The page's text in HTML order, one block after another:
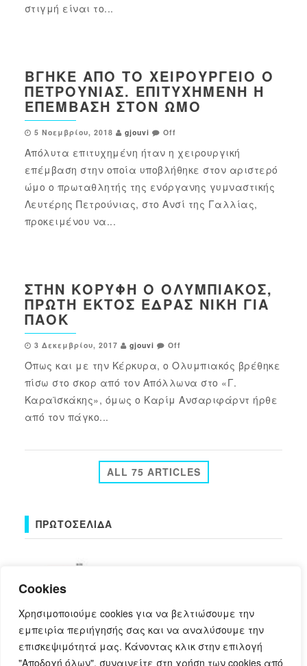
Cookies
Χρησιμοποιούμε cookies για να βελτιώσουμε την
εμπειρία περιήγησής σας και να αναλύσουμε την
επισκεψιμότητά μας. Κάνοντας κλικ στην επιλογή
"Αποδοχή όλων", συναινείτε στη χρήση των cookies από
στιγμή είναι το...
ΒΓΉΚΕ ΑΠΌ ΤΟ ΧΕΙΡΟΥΡΓΕΊΟ Ο
ΠΕΤΡΟΎΝΙΑΣ. ΕΠΙΤΥΧΗΜΈΝΗ Η
ΕΠΈΜΒΑΣΗ ΣΤΟΝ ΏΜΟ
5 Νοεμβρίου, 2018 gjouvi Off
Απόλυτα επιτυχημένη ήταν η χειρουργική
επέμβαση στην οποία υποβλήθηκε στον αριστερό
ώμο ο πρωταθλητής της ενόργανης γυμναστικής
Λευτέρης Πετρούνιας, στο Ανσί της Γαλλίας,
προκειμένου να...
ΣΤΗΝ ΚΟΡΥΦΉ Ο ΟΛΥΜΠΙΑΚΌΣ,
ΠΡΏΤΗ ΕΚΤΌΣ ΈΔΡΑΣ ΝΊΚΗ ΓΙΑ
ΠΑΟΚ
3 Δεκεμβρίου, 2017 gjouvi Off
Όπως και με την Κέρκυρα, ο Ολυμπιακός βρέθηκε
πίσω στο σκορ από τον Απόλλωνα στο «Γ.
Καραϊσκάκης», όμως ο Καρίμ Ανσαριφάρντ ήρθε
από τον πάγκο...
ALL 75 ARTICLES
ΠΡΩΤΟΣΈΛΙΔΑ
πρωτοσέλιδα